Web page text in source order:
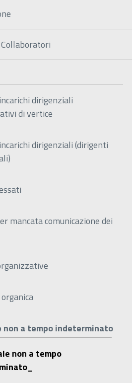
dirigenziali
di vertice
dirigenziali (dirigenti
mancata comunicazione dei
non a tempo indeterminato
non a tempo